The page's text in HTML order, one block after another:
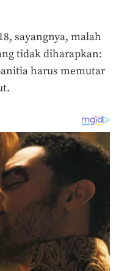
sayangnya, malah
tidak diharapkan:
harus memutar